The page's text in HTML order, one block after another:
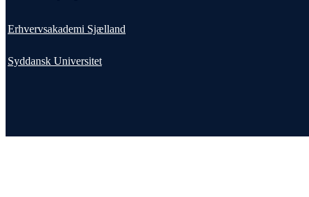
Erhvervsakademi Sjælland
Syddansk Universitet